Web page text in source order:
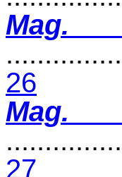
26
27